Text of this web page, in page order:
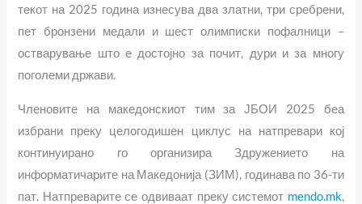
текот на 2025 година изнесува два златни, три сребрени,
пет бронзени медали и шест олимписки пофалници –
остварување што е достојно за почит, дури и за многу
поголеми држави.
Членовите на македонскиот тим за ЈБОИ 2025 беа
избрани преку целогодишен циклус на натпревари кој
континуирано го организира Здружението на
информатичарите на Македонија (ЗИМ), годинава по 36-ти
пат. Натпреварите се одвиваат преку системот mendo.mk,